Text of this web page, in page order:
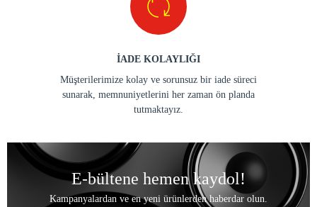
İADE KOLAYLIĞI
Müşterilerimize kolay ve sorunsuz bir iade süreci
sunarak, memnuniyetlerini her zaman ön planda
tutmaktayız.
E-bültene hemen kaydol!
Kampanyalardan ve en yeni ürünlerden haberdar olun.